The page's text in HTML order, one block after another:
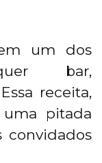
um dos
bar,
receita,
pitada
convidados